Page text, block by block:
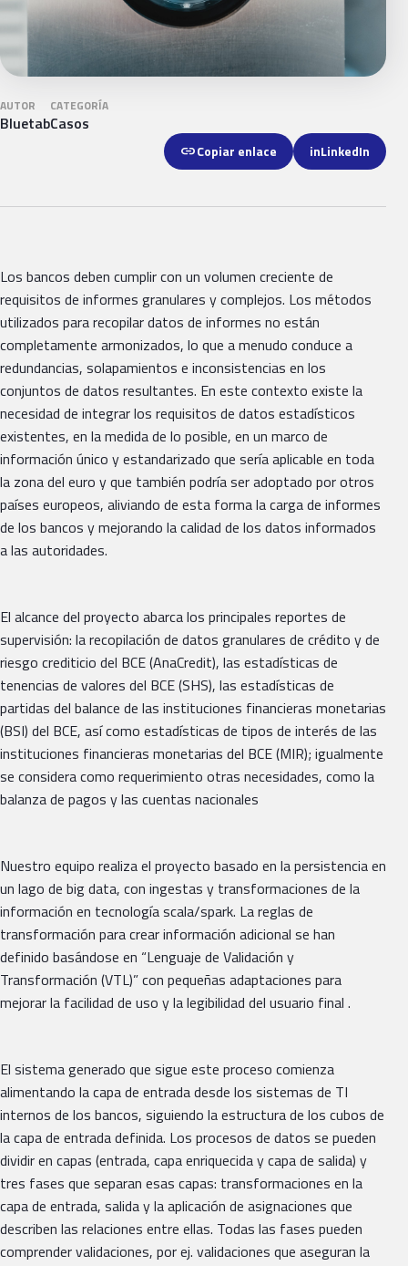
AUTOR
Bluetab
CATEGORÍA
Casos
linkCopiar enlace inLinkedIn
Los bancos deben cumplir con un volumen creciente de
requisitos de informes granulares y complejos. Los métodos
utilizados para recopilar datos de informes no están
completamente armonizados, lo que a menudo conduce a
redundancias, solapamientos e inconsistencias en los
conjuntos de datos resultantes. En este contexto existe la
necesidad de integrar los requisitos de datos estadísticos
existentes, en la medida de lo posible, en un marco de
información único y estandarizado que sería aplicable en toda
la zona del euro y que también podría ser adoptado por otros
países europeos, aliviando de esta forma la carga de informes
de los bancos y mejorando la calidad de los datos informados
a las autoridades.
El alcance del proyecto abarca los principales reportes de
supervisión: la recopilación de datos granulares de crédito y de
riesgo crediticio del BCE (AnaCredit), las estadísticas de
tenencias de valores del BCE (SHS), las estadísticas de
partidas del balance de las instituciones financieras monetarias
(BSI) del BCE, así como estadísticas de tipos de interés de las
instituciones financieras monetarias del BCE (MIR); igualmente
se considera como requerimiento otras necesidades, como la
balanza de pagos y las cuentas nacionales
Nuestro equipo realiza el proyecto basado en la persistencia en
un lago de big data, con ingestas y transformaciones de la
información en tecnología scala/spark. La reglas de
transformación para crear información adicional se han
definido basándose en “Lenguaje de Validación y
Transformación (VTL)” con pequeñas adaptaciones para
mejorar la facilidad de uso y la legibilidad del usuario final .
El sistema generado que sigue este proceso comienza
alimentando la capa de entrada desde los sistemas de TI
internos de los bancos, siguiendo la estructura de los cubos de
la capa de entrada definida. Los procesos de datos se pueden
dividir en capas (entrada, capa enriquecida y capa de salida) y
tres fases que separan esas capas: transformaciones en la
capa de entrada, salida y la aplicación de asignaciones que
describen las relaciones entre ellas. Todas las fases pueden
comprender validaciones, por ej. validaciones que aseguran la